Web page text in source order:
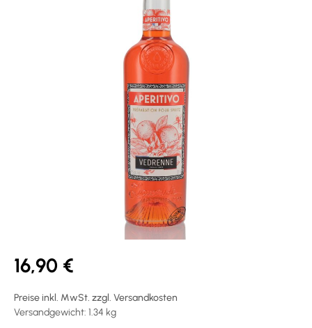
16,90 €
Preise inkl. MwSt. zzgl. Versandkosten
Versandgewicht: 1.34 kg